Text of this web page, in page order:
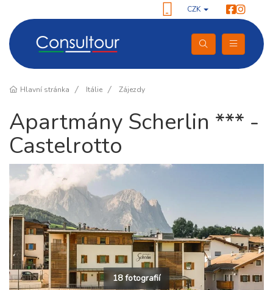
CZK
Hlavní stránka Itálie Zájezdy
Apartmány Scherlin *** -
Castelrotto
18 fotografií